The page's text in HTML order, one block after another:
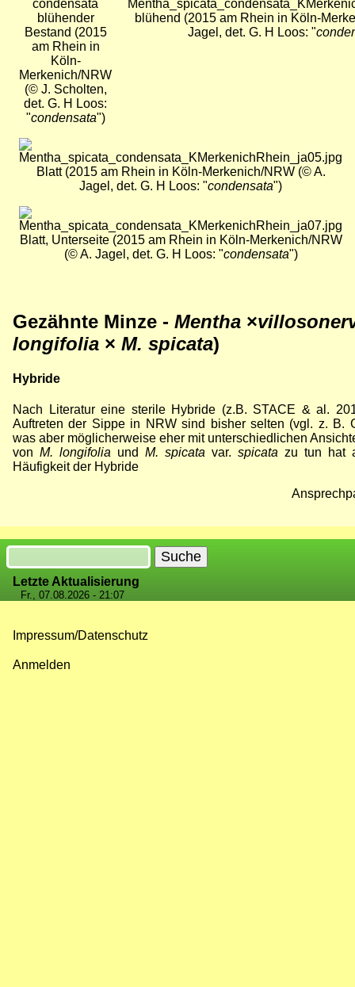
blühender
Bestand (2015
am Rhein in
Köln-
Merkenich/NRW
(© J. Scholten,
det. G. H Loos:
"condensata")
blühend (2015 am Rhein in Köln-
Jagel, det. G. H Loos: "
Bild
Blatt (2015 am Rhein in Köln-Merkenich/NRW (© A.
Jagel, det. G. H Loos: "condensata")
Bild
Blatt, Unterseite (2015 am Rhein in Köln-Merkenich/NRW
(© A. Jagel, det. G. H Loos: "condensata")
Gezähnte Minze - Mentha ×
longifolia × M. spicata)
Hybride
Nach Literatur eine sterile Hybride (z.B. STACE & al.
Auftreten der Sippe in NRW sind bisher selten (vgl. z. B.
was aber möglicherweise eher mit unterschiedlichen
von M. longifolia und M. spicata var. spicata zu tun hat
Häufigkeit der Hybride
Suche
Letzte Aktualisierung
Fr., 07.08.2026 - 21:07
Impressum/Datenschutz
Anmelden